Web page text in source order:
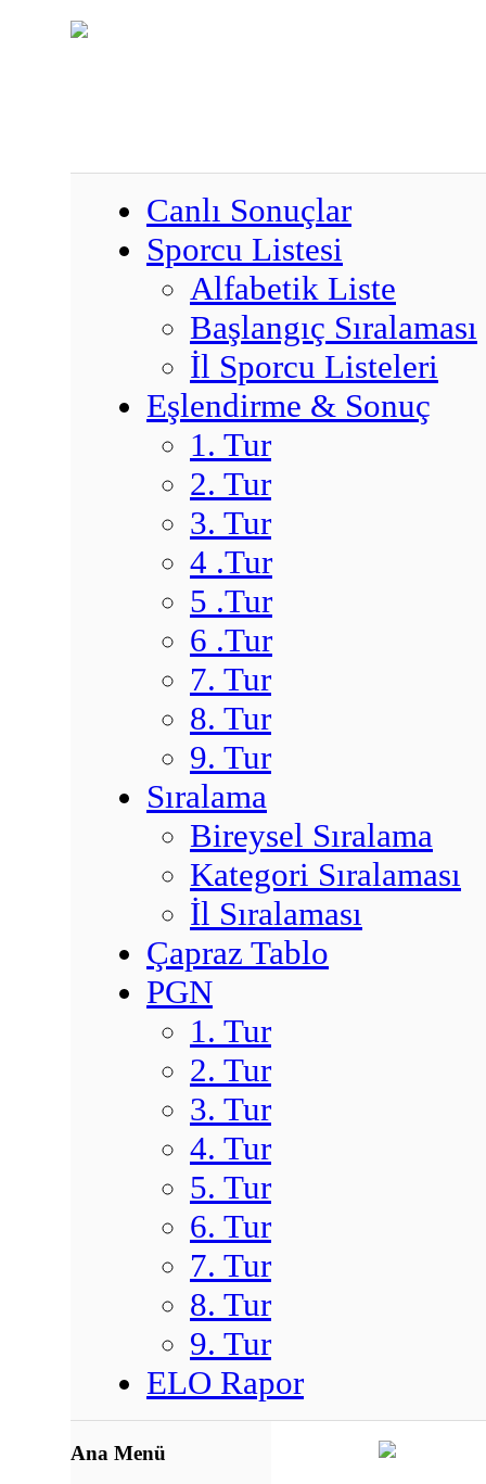
Canlı Sonuçlar
Sporcu Listesi
Alfabetik Liste
Başlangıç Sıralaması
İl Sporcu Listeleri
Eşlendirme & Sonuç
1. Tur
2. Tur
3. Tur
4 .Tur
5 .Tur
6 .Tur
7. Tur
8. Tur
9. Tur
Sıralama
Bireysel Sıralama
Kategori Sıralaması
İl Sıralaması
Çapraz Tablo
PGN
1. Tur
2. Tur
3. Tur
4. Tur
5. Tur
6. Tur
7. Tur
8. Tur
9. Tur
ELO Rapor
Ana Menü